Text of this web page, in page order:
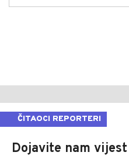
ČITAOCI REPORTERI
Dojavite nam vijest